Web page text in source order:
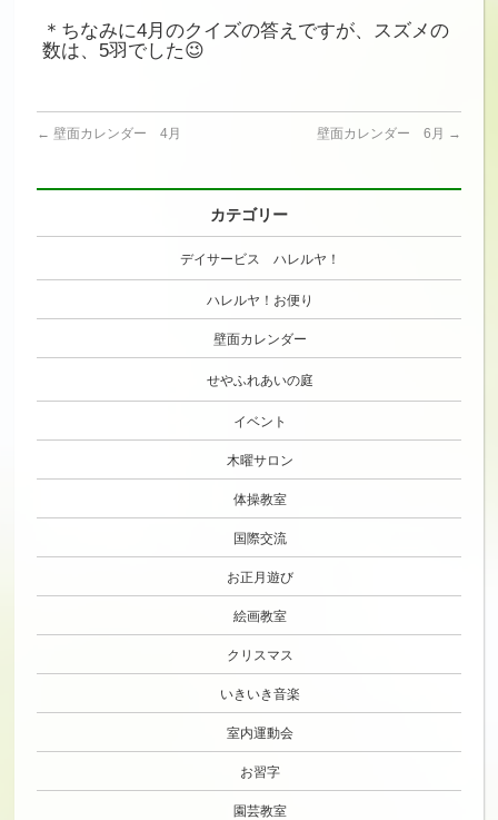
＊ちなみに4月のクイズの答えですが、スズメの
数は、5羽でした😉
← 壁面カレンダー 4月 壁面カレンダー 6月 →
カテゴリー
デイサービス ハレルヤ！
ハレルヤ！お便り
壁面カレンダー
せやふれあいの庭
イベント
木曜サロン
体操教室
国際交流
お正月遊び
絵画教室
クリスマス
いきいき音楽
室内運動会
お習字
園芸教室